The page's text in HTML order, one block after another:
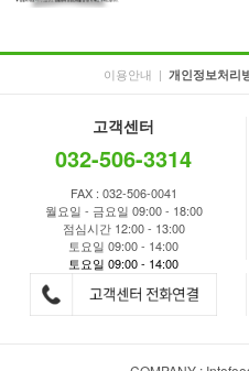
이용안내 | 개인정보처리
고객센터
032-506-3314
FAX : 032-506-0041
월요일 - 금요일 09:00 - 18:00
점심시간 12:00 - 13:00
토요일 09:00 - 14:00
토요일 09:00 - 14:00